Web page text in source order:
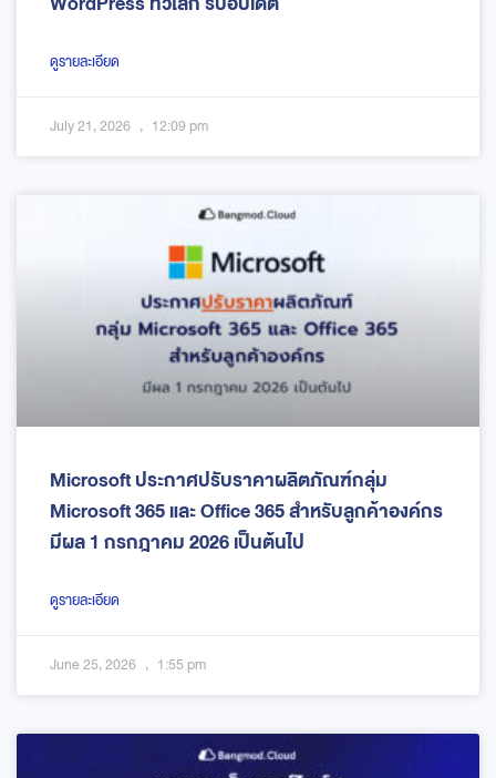
ดูรายละเอียด
July 21, 2026 12:09 pm
Microsoft ประกาศปรับราคาผลิตภัณฑ์กลุ่ม
Microsoft 365 และ Office 365 สำหรับลูกค้าองค์กร
มีผล 1 กรกฎาคม 2026 เป็นต้นไป
ดูรายละเอียด
June 25, 2026 1:55 pm